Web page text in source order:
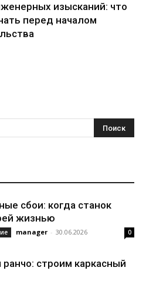
изысканий: что
перед началом
сбои: когда станок
жизнью
manager - 30.06.2026 0
строим каркасный